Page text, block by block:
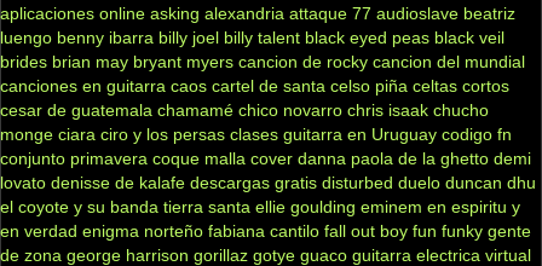
aplicaciones online asking alexandria attaque 77 audioslave beatriz
luengo benny ibarra billy joel billy talent black eyed peas black veil
brides brian may bryant myers cancion de rocky cancion del mundial
canciones en guitarra caos cartel de santa celso piña celtas cortos
cesar de guatemala chamamé chico novarro chris isaak chucho
monge ciara ciro y los persas clases guitarra en Uruguay codigo fn
conjunto primavera coque malla cover danna paola de la ghetto demi
lovato denisse de kalafe descargas gratis disturbed duelo duncan dhu
el coyote y su banda tierra santa ellie goulding eminem en espiritu y
en verdad enigma norteño fabiana cantilo fall out boy fun funky gente
de zona george harrison gorillaz gotye guaco guitarra electrica virtual